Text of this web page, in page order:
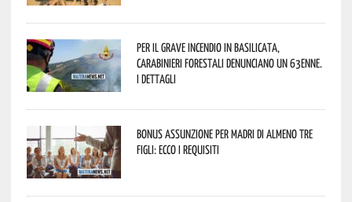
Per il grave incendio in Basilicata,
Carabinieri forestali denunciano un 63enne.
I dettagli
Bonus assunzione per madri di almeno tre
figli: ecco i requisiti